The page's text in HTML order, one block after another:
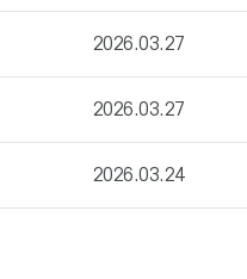
2026.03.27
2026.03.27
2026.03.24